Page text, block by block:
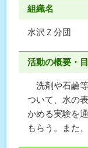
組織名
水沢Ｚ分団
活動の概要・
洗剤や石鹼
ついて、水の
かめる実験を
もらう。また